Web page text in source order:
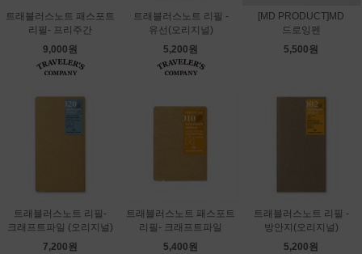
트래블러스노트 패스포트
리필- 프리주간
9,000원
트래블러스노트 리필 -
유선(오리지널)
5,200원
[MD PRODUCT]MD
드로잉펜
5,500원
트래블러스노트 리필-
크래프트파일 (오리지널)
7,200원
트래블러스노트 패스포트
리필- 크래프트파일
5,400원
트래블러스노트 리필 -
방안지(오리지널)
5,200원